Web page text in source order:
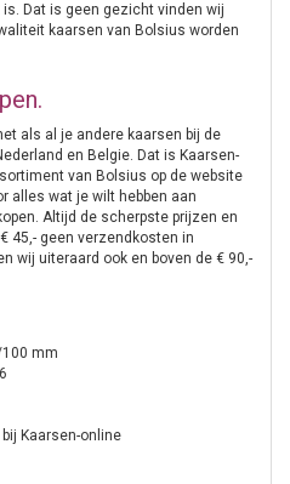
Dat is geen gezicht vinden wij
kaarsen van Bolsius worden
als al je andere kaarsen bij de
en Belgie. Dat is Kaarsen-
van Bolsius op de website
alles wat je wilt hebben aan
Altijd de scherpste prijzen en
45,- geen verzendkosten in
wij uiteraard ook en boven de € 90,-
mm
Kaarsen-online